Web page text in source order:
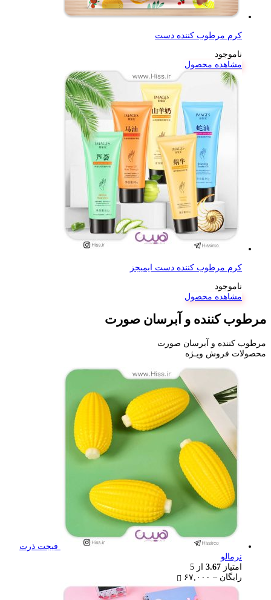
کرم مرطوب کننده دست
ناموجود
مشاهده محصول
کرم مرطوب کننده دست ایمیجز
ناموجود
مشاهده محصول
مرطوب کننده و آبرسان صورت
مرطوب کننده و آبرسان صورت
محصولات فروش ویـژه
فیجت ذرت
نرمالو
امتیاز 3.67 از 5
رایگان – ۶۷,۰۰۰
range: